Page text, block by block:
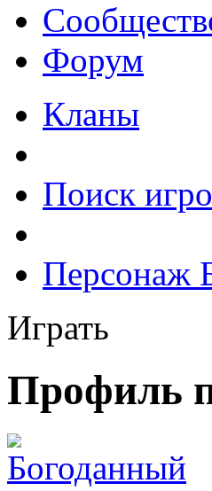
Форум
Кланы
Поиск
Персонаж
Играть
Профиль